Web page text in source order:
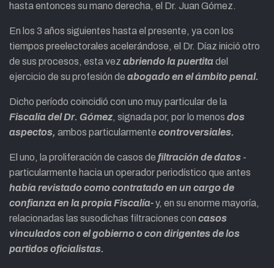
hasta entonces su mano derecha, el Dr. Juan Gómez.
En los 3 años siguientes hasta el presente, ya con los
tiempos preelectorales acelerándose, el Dr. Díaz inició otro
de sus procesos, esta vez abriendo la puertitadel
ejercicio de su profesión de abogado en el ámbito penal.
Dicho período coincidió con uno muy particular de la
Fiscalía del Dr. Gómez, signada por, por lo menos dos
aspectos, ambos particularmente controversiales.
El uno, la proliferación de casos de filtración de datos -
particularmente hacia un operador periodístico que antes
había revistado como contratado en un cargo de
confianza en la propia Fiscalía-y, en su enorme mayoría,
relacionadas las susodichas filtraciones con casos
vinculados con el gobierno o con dirigentes de los
partidos oficialistas.